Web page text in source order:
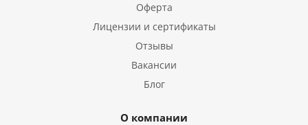
Оферта
Лицензии и сертификаты
Отзывы
Вакансии
Блог
О компании